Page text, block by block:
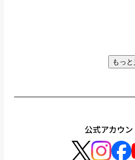
もっ
公式アカウン